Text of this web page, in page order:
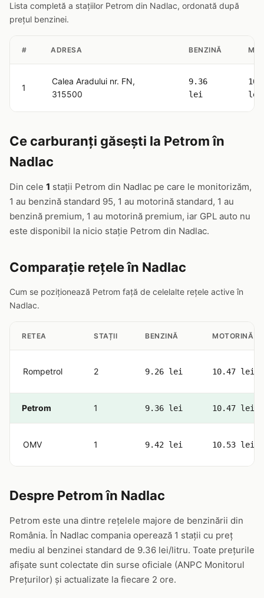
Lista completă a stațiilor Petrom din Nadlac, ordonată după
prețul benzinei.
# ADRESA BENZINĂ
1
Calea Aradului nr. FN,
315500
9.36
lei
lei
Ce carburanți găsești la Petrom în
Nadlac
Din cele 1 stații Petrom din Nadlac pe care le monitorizăm,
1 au benzină standard 95, 1 au motorină standard, 1 au
benzină premium, 1 au motorină premium, iar GPL auto nu
este disponibil la nicio stație Petrom din Nadlac.
Comparație rețele în Nadlac
Cum se poziționează Petrom față de celelalte rețele active în
Nadlac.
RETEA STAȚII BENZINĂ MOTORINĂ
Rompetrol 2 9.26 lei 10.47 lei
Petrom 1 9.36 lei 10.47 lei
OMV 1 9.42 lei 10.53 lei
Despre Petrom în Nadlac
Petrom este una dintre rețelele majore de benzinării din
România. În Nadlac compania operează 1 stații cu preț
mediu al benzinei standard de 9.36 lei/litru. Toate prețurile
afișate sunt colectate din surse oficiale (ANPC Monitorul
Prețurilor) și actualizate la fiecare 2 ore.